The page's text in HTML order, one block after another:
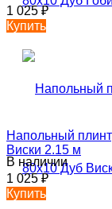
1 025₽
Купить
Напольный
Виски 2.15 м
В наличии
1 025₽
Купить